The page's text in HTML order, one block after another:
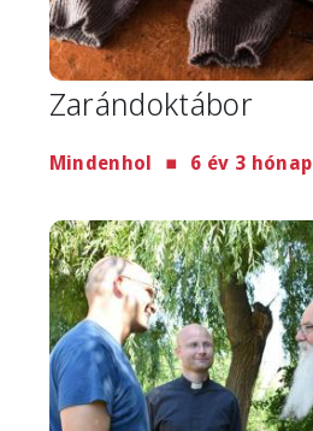
Zarándoktábor
Mindenhol 6 év 3 hónap
Image